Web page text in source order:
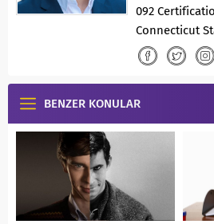
092
Connecticut
BENZER KONULAR